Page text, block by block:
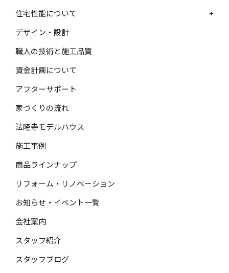
住宅性能について
+
デザイン・設計
職人の技術と施工品質
資金計画について
アフターサポート
家づくりの流れ
法隆寺モデルハウス
施工事例
商品ラインナップ
リフォーム・リノベーション
お知らせ・イベント一覧
会社案内
スタッフ紹介
スタッフブログ